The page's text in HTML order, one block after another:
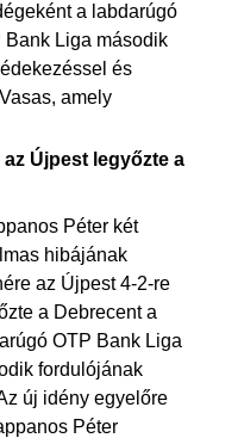
a labdarúgó
Bank Liga második
és
amely
Újpest legyőzte a
Péter két
hibájának
az Újpest 4-2-re
a Debrecent a
OTP Bank Liga
fordulójának
új idény egyelőre
Péter